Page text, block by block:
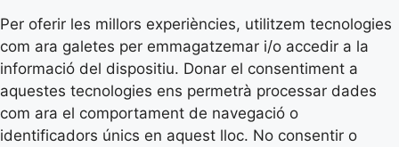
Per oferir les millors experiències, utilitzem tecnologies
com ara galetes per emmagatzemar i/o accedir a la
informació del dispositiu. Donar el consentiment a
aquestes tecnologies ens permetrà processar dades
com ara el comportament de navegació o
identificadors únics en aquest lloc. No consentir o